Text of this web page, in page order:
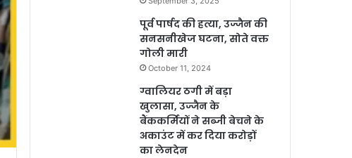
पूर्व पार्षद की हत्या, उज्जैन की
सनसनीखेज घटना, सोते वक्त
गोली मारी
October 11, 2024
ग्वालियर ठगी में बड़ा
खुलासा, उज्जैन के
बैंककर्मियों ने सब्जी बेचने के
अकाउंट में कर दिया करोड़ों
का लेनदेन